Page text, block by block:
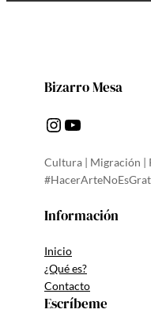
Bizarro Mesa
Instagram YouTube
Cultura | Migración |
Información
Inicio
¿Qué es?
Contacto
Escríbeme